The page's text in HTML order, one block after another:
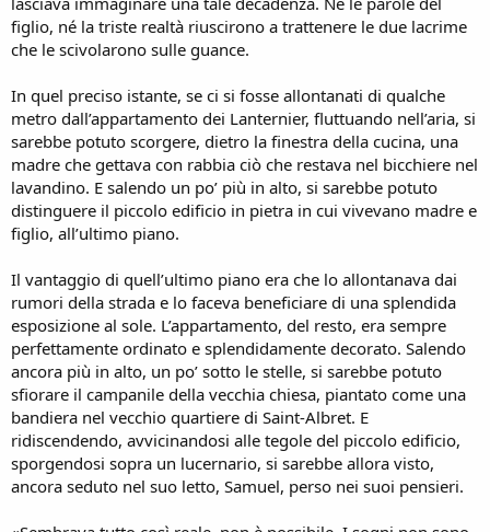
figlio, né la triste realtà riuscirono a trattenere le due lacrime
che le scivolarono sulle guance.
In quel preciso istante, se ci si fosse allontanati di qualche
metro dall’appartamento dei Lanternier, fluttuando nell’aria, si
sarebbe potuto scorgere, dietro la finestra della cucina, una
madre che gettava con rabbia ciò che restava nel bicchiere nel
lavandino. E salendo un po’ più in alto, si sarebbe potuto
distinguere il piccolo edificio in pietra in cui vivevano madre e
figlio, all’ultimo piano.
Il vantaggio di quell’ultimo piano era che lo allontanava dai
rumori della strada e lo faceva beneficiare di una splendida
esposizione al sole. L’appartamento, del resto, era sempre
perfettamente ordinato e splendidamente decorato. Salendo
ancora più in alto, un po’ sotto le stelle, si sarebbe potuto
sfiorare il campanile della vecchia chiesa, piantato come una
bandiera nel vecchio quartiere di Saint-Albret. E
ridiscendendo, avvicinandosi alle tegole del piccolo edificio,
sporgendosi sopra un lucernario, si sarebbe allora visto,
ancora seduto nel suo letto, Samuel, perso nei suoi pensieri.